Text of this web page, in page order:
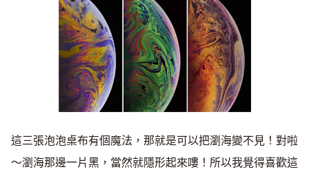
這三張泡泡桌布有個魔法，那就是可以把瀏海變不見！對啦
～瀏海那邊一片黑，當然就隱形起來嘍！所以我覺得喜歡這